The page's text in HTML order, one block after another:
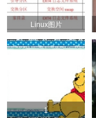
Linux图片
1